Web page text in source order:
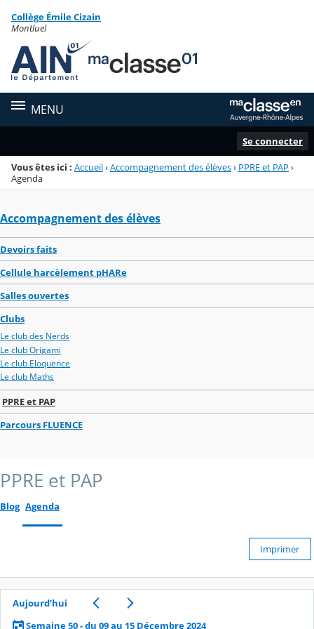
Menu de la rubrique
Contenu
Collège Émile Cizain
Montluel
MENU
Se connecter
Vous êtes ici : Accueil›Accompagnement des élèves› PPRE et PAP ›
Agenda
Accompagnement des élèves
Devoirs faits
Cellule harcèlement pHARe
Salles ouvertes
Clubs
Le club des Nerds
Le club Origami
Le club Eloquence
Le club Maths
PPRE et PAP
Parcours FLUENCE
PPRE et PAP
Blog Agenda
Imprimer
Aujourd’hui
Semaine 50 - du 09 au 15 Décembre 2024